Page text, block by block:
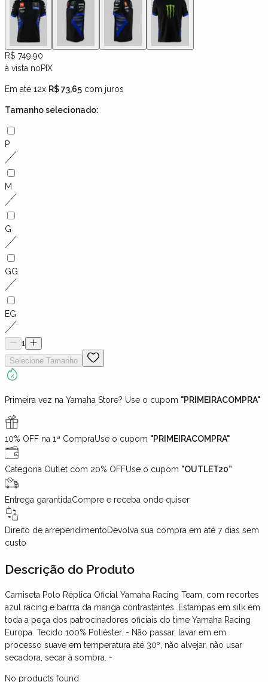
R$ 749,90
à vista noPIX
Em até 12x R$ 73,65 com juros
Tamanhoselecionado:
P
M
G
GG
EG
1
Selecione Tamanho
Primeira vez na Yamaha Store? Use o cupom "PRIMEIRACOMPRA"
10% OFF na 1ª CompraUse o cupom "PRIMEIRACOMPRA"
Categoria Outlet com 20% OFFUse o cupom "OUTLET20”
Entrega garantidaCompre e receba onde quiser
Direito de arrependimentoDevolva sua compra em até 7 dias sem
custo
Descrição do Produto
Camiseta Polo Réplica Oficial Yamaha Racing Team, com recortes
azul racing e barrra da manga contrastantes. Estampas em silk em
toda a peça dos patrocinadores oficiais do time Yamaha Racing
Europa. Tecido 100% Poliéster. - Não passar, lavar em em
processo suave em temperatura até 30º, não alvejar, não usar
secadora, secar à sombra. -
No products found